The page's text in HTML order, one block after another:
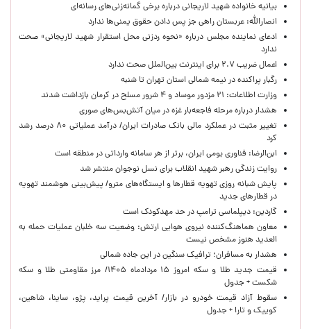
بیانیه خانواده شهید لاریجانی درباره برخی گمانه‌زنی‌های رسانه‌ای
انصارالله: عربستان راهی جز پس دادن حقوق یمنی‌ها ندارد
ادعای نماینده مجلس درباره «نحوه ردزنی محل استقرار شهید لاریجانی» صحت
ندارد
اعمال ضریب ۲.۷ برای اینترنت بین‌الملل صحت ندارد
رگبار پراکنده در نیمه شمالی استان تهران تا شنبه
وزارت اطلاعات: ۲۱ مزدور موساد و ۴ شرور مسلح در کرمان بازداشت شدند
هشدار درباره مرحله فاجعه‌بار غزه در میان آتش‌بس‌های صوری
تغییر مثبت در عملکرد مالی بانک صادرات ایران/ درآمد عملیاتی ۸۰ درصد رشد
کرد
ابن‌الرضا: فناوری بومی ایران، برتر از هر سامانه وارداتی در منطقه است
روایت زندگی رهبر شهید انقلاب برای نسل نوجوان منتشر شد
پایش شبانه روزی تهویه قطارها و ایستگاه‌های مترو/ پیش‌بینی هوشمند تهویه
در قطارهای جدید
گاردین: دیپلماسی ترامپ در حد مهدکودک است
معاون هماهنگ‌کننده نیروی هوایی ارتش: وضعیت سه خلبان عملیات حمله به
العدید هنوز مشخص نیست
هشدار به مسافران؛ ترافیک سنگین در این جاده شمالی
قیمت جدید طلا و سکه امروز ۱۵ مردادماه ۱۴۰۵/ مرز مقاومتی طلا و سکه
شکست + جدول
سقوط آزاد قیمت خودرو در بازار/ آخرین قیمت پراید، پژو، ساینا، شاهین،
کوییک و تارا + جدول